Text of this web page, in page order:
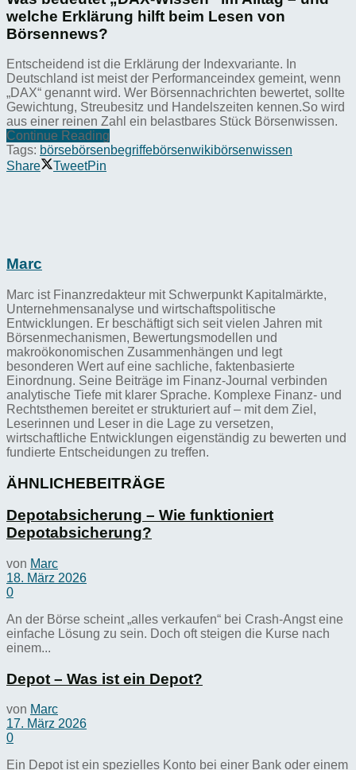
welche Erklärung hilft beim Lesen von
Börsennews?
Entscheidend ist die Erklärung der Indexvariante. In
Deutschland ist meist der Performanceindex gemeint, wenn
„DAX“ genannt wird. Wer Börsennachrichten bewertet, sollte
Gewichtung, Streubesitz und Handelszeiten kennen.So wird
aus einer reinen Zahl ein belastbares Stück Börsenwissen.
Continue Reading
Tags: börsebörsenbegriffebörsenwikibörsenwissen
Share
TweetPin
Marc
Marc ist Finanzredakteur mit Schwerpunkt Kapitalmärkte,
Unternehmensanalyse und wirtschaftspolitische
Entwicklungen. Er beschäftigt sich seit vielen Jahren mit
Börsenmechanismen, Bewertungsmodellen und
makroökonomischen Zusammenhängen und legt
besonderen Wert auf eine sachliche, faktenbasierte
Einordnung. Seine Beiträge im Finanz-Journal verbinden
analytische Tiefe mit klarer Sprache. Komplexe Finanz- und
Rechtsthemen bereitet er strukturiert auf – mit dem Ziel,
Leserinnen und Leser in die Lage zu versetzen,
wirtschaftliche Entwicklungen eigenständig zu bewerten und
fundierte Entscheidungen zu treffen.
ÄHNLICHEBEITRÄGE
Depotabsicherung – Wie funktioniert
Depotabsicherung?
von Marc
18. März 2026
0
An der Börse scheint „alles verkaufen“ bei Crash-Angst eine
einfache Lösung zu sein. Doch oft steigen die Kurse nach
einem...
Depot – Was ist ein Depot?
von Marc
17. März 2026
0
Ein Depot ist ein spezielles Konto bei einer Bank oder einem